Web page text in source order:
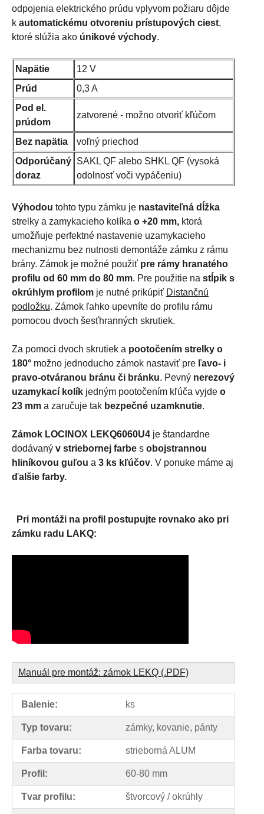
odpojenia elektrického prúdu vplyvom požiaru dôjde
k automatickému otvoreniu prístupových ciest,
ktoré slúžia ako únikové východy.
Napätie
12 V
Prúd
0,3 A
Pod el.
prúdom
zatvorené - možno otvoriť kľúčom
Bez napätia
voľný priechod
Odporúčaný
doraz
SAKL QF alebo SHKL QF (vysoká
odolnosť voči vypáčeniu)
Výhodou tohto typu zámku je nastaviteľná dĺžka
strelky a zamykacieho kolíka o +20 mm, ktorá
umožňuje perfektné nastavenie uzamykacieho
mechanizmu bez nutnosti demontáže zámku z rámu
brány. Zámok je možné použiť pre rámy hranatého
profilu od 60 mm do 80 mm. Pre použitie na stĺpik s
okrúhlym profilom je nutné prikúpiť Distančnú
podložku. Zámok ľahko upevníte do profilu rámu
pomocou dvoch šesťhranných skrutiek.
Za pomoci dvoch skrutiek a pootočením strelky o
180° možno jednoducho zámok nastaviť pre ľavo- i
pravo-otváranou bránu či bránku. Pevný nerezový
uzamykací kolík jedným pootočením kľúča vyjde o
23 mm a zaručuje tak bezpečné uzamknutie.
Zámok LOCINOX LEKQ6060U4 je štandardne
dodávaný v striebornej farbe s obojstrannou
hliníkovou guľou a 3 ks kľúčov. V ponuke máme aj
ďalšie farby.
Pri montáži na profil postupujte rovnako ako pri
zámku radu LAKQ:
Manuál pre montáž: zámok LEKQ (.PDF)
Balenie: ks
Typ tovaru: zámky, kovanie, pánty
Farba tovaru: strieborná ALUM
Profil: 60-80 mm
Tvar profilu: štvorcový / okrúhly